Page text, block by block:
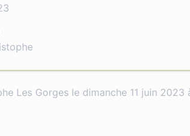
Les Gorges le dimanche 11 juin 2023